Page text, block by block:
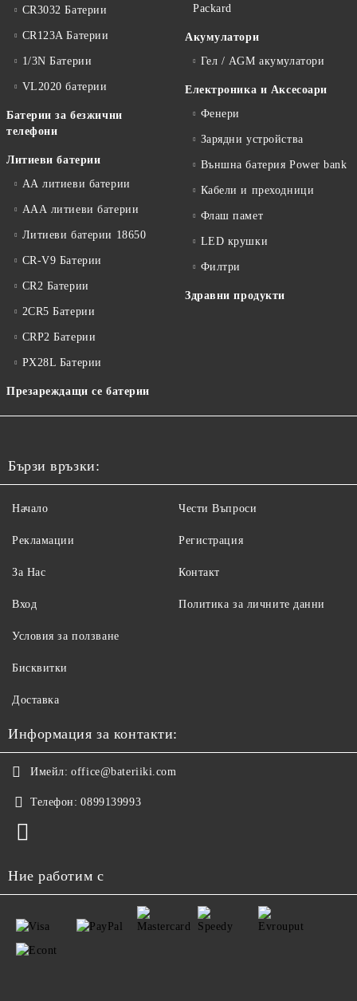
CR3032 Батерии
CR123A Батерии
1/3N Батерии
VL2020 батерии
Батерии за безжични
телефони
Литиеви батерии
АА литиеви батерии
ААА литиеви батерии
Литиеви батерии 18650
CR-V9 Батерии
CR2 Батерии
2CR5 Батерии
CRP2 Батерии
PX28L Батерии
Презареждащи се батерии
Packard
Акумулатори
Гел / AGM акумулатори
Електроника и Аксесоари
Фенери
Зарядни устройства
Външна батерия Power bank
Кабели и преходници
Флаш памет
LED крушки
Филтри
Здравни продукти
Бързи връзки:
Начало
Рекламации
За Нас
Вход
Чести Въпроси
Регистрация
Контакт
Политика за личните данни
Условия за ползване
Бисквитки
Доставка
Информация за контакти:
Имейл: office@bateriiki.com
Телефон: 0899139993
Ние работим с